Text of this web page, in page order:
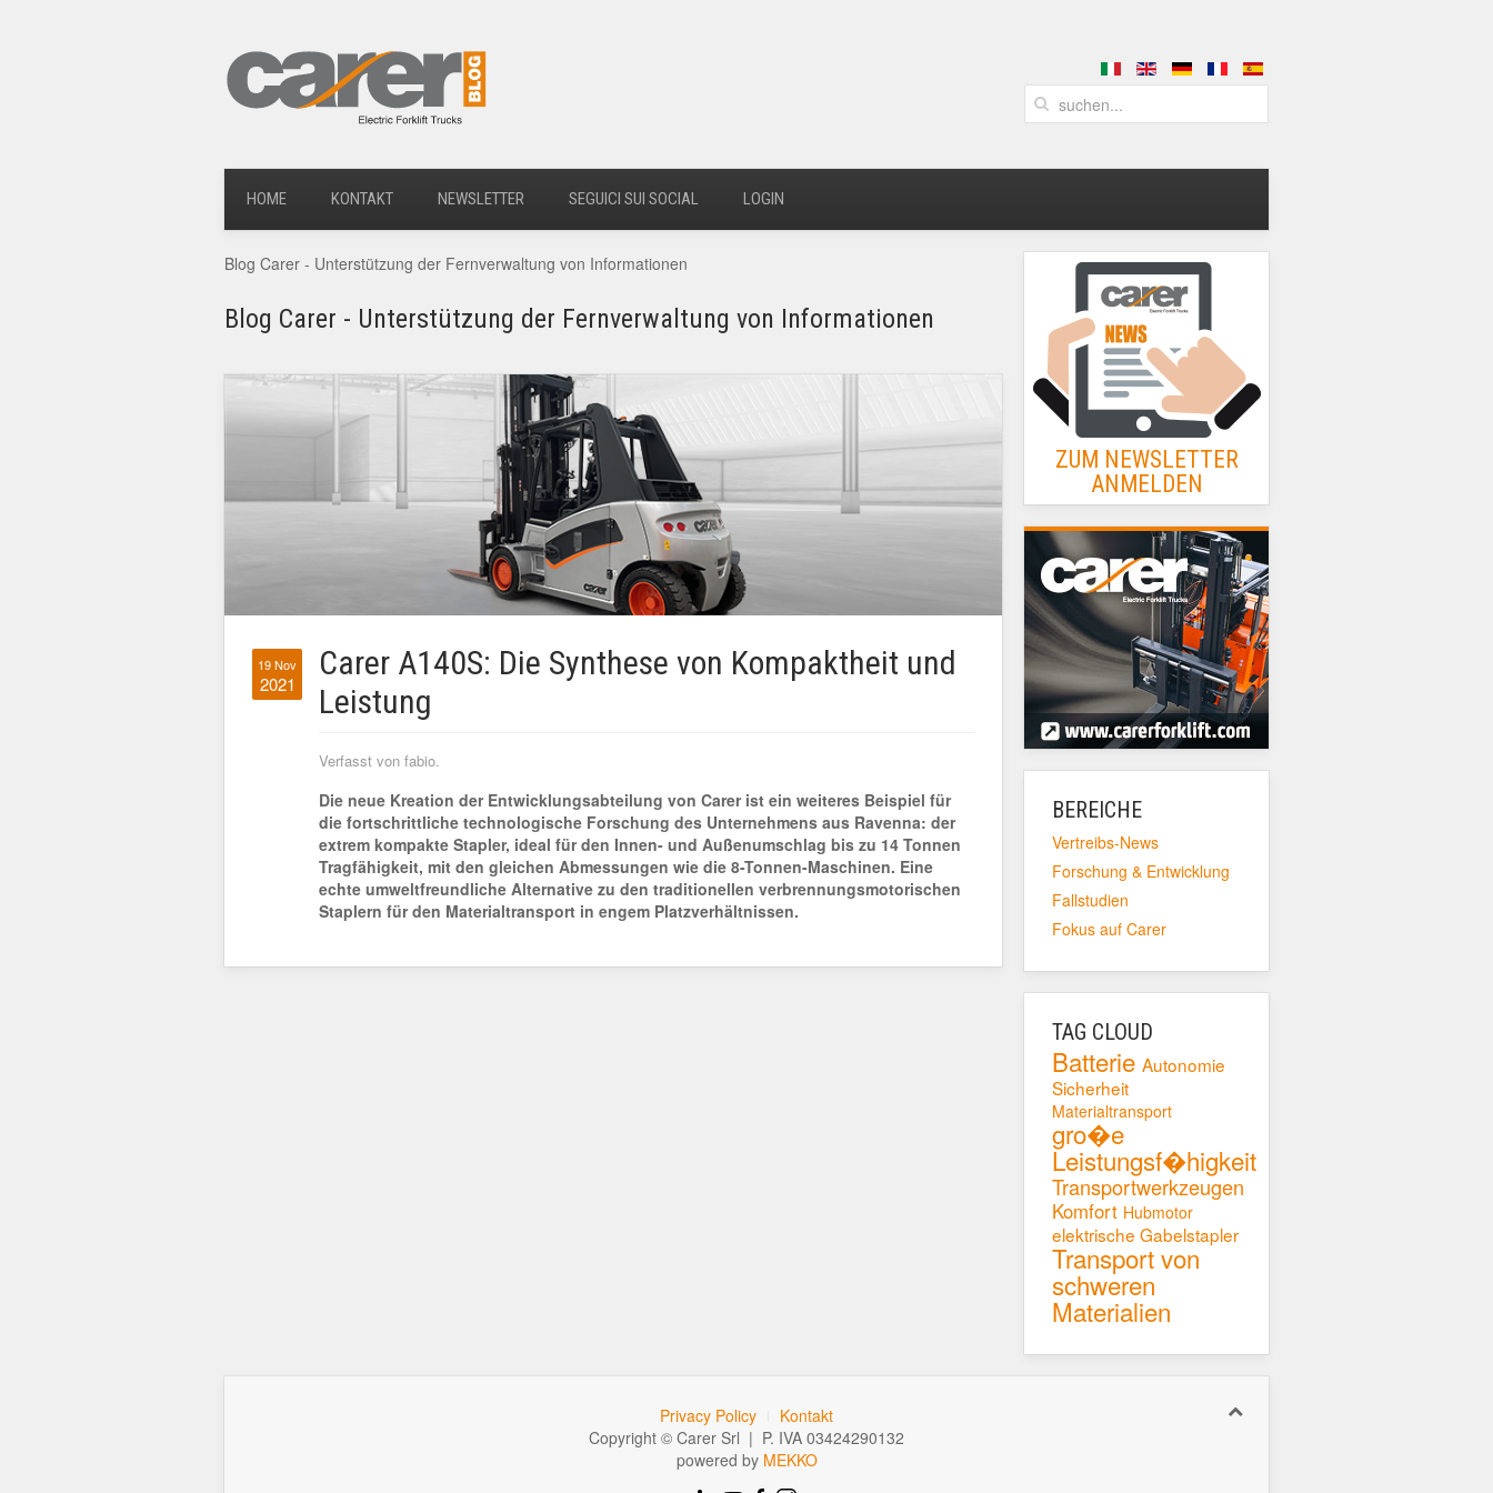
HOME KONTAKT NEWSLETTER SEGUICI SUI SOCIAL LOGIN
Blog Carer - Unterstützung der Fernverwaltung von Informationen
Blog Carer - Unterstützung der Fernverwaltung von Informationen
19 Nov
2021
Carer A140S: Die Synthese von Kompaktheit und
Leistung
Verfasst von fabio.
Die neue Kreation der Entwicklungsabteilung von Carer ist ein weiteres Beispiel für
die fortschrittliche technologische Forschung des Unternehmens aus Ravenna: der
extrem kompakte Stapler, ideal für den Innen- und Außenumschlag bis zu 14 Tonnen
Tragfähigkeit, mit den gleichen Abmessungen wie die 8-Tonnen-Maschinen. Eine
echte umweltfreundliche Alternative zu den traditionellen verbrennungsmotorischen
Staplern für den Materialtransport in engem Platzverhältnissen.
ZUM NEWSLETTER
ANMELDEN
BEREICHE
Vertreibs-News
Forschung & Entwicklung
Fallstudien
Fokus auf Carer
TAG CLOUD
Batterie Autonomie
Sicherheit
Materialtransport
gro�e
Leistungsf�higkeit
Transportwerkzeugen
Komfort Hubmotor
elektrische Gabelstapler
Transport von
schweren
Materialien
Privacy Policy
Kontakt
Copyright © Carer Srl | P. IVA 03424290132
powered by MEKKO